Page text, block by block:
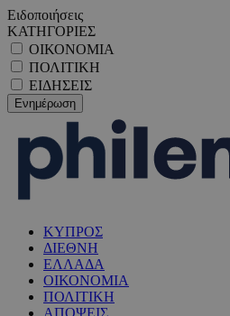
Ειδοποιήσεις
ΚΑΤΗΓΟΡΙΕΣ
ΟΙΚΟΝΟΜΙΑ
ΠΟΛΙΤΙΚΗ
ΕΙΔΗΣΕΙΣ
ΚΥΠΡΟΣ
ΔΙΕΘΝΗ
ΕΛΛΑΔΑ
ΟΙΚΟΝΟΜΙΑ
ΠΟΛΙΤΙΚΗ